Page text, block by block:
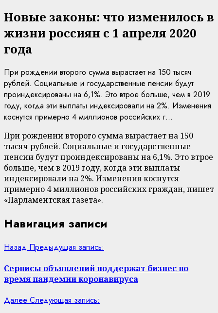
Новые законы: что изменилось в
жизни россиян с 1 апреля 2020
года
При рождении второго сумма вырастает на 150 тысяч
рублей. Социальные и государственные пенсии будут
проиндексированы на 6,1%. Это втрое больше, чем в 2019
году, когда эти выплаты индексировали на 2%. Изменения
коснутся примерно 4 миллионов российских г...
При рождении второго сумма вырастает на 150
тысяч рублей. Социальные и государственные
пенсии будут проиндексированы на 6,1%. Это втрое
больше, чем в 2019 году, когда эти выплаты
индексировали на 2%. Изменения коснутся
примерно 4 миллионов российских граждан, пишет
«Парламентская газета».
Навигация записи
Назад Предыдущая запись:
Сервисы объявлений поддержат бизнес во
время пандемии коронавируса
Далее Следующая запись: